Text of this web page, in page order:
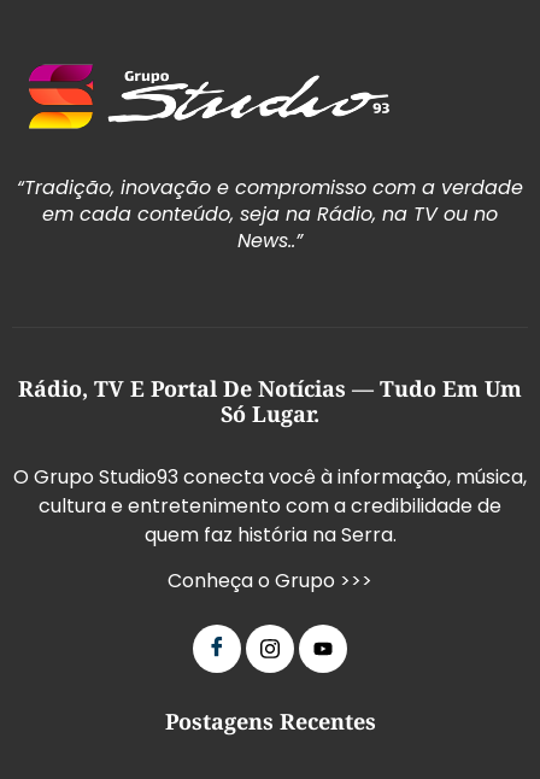
“Tradição, inovação e compromisso com a verdade
em cada conteúdo, seja na Rádio, na TV ou no
News..”
Rádio, TV E Portal De Notícias — Tudo Em Um
Só Lugar.
O Grupo Studio93 conecta você à informação, música,
cultura e entretenimento com a credibilidade de
quem faz história na Serra.
Conheça o Grupo >>>
Postagens Recentes